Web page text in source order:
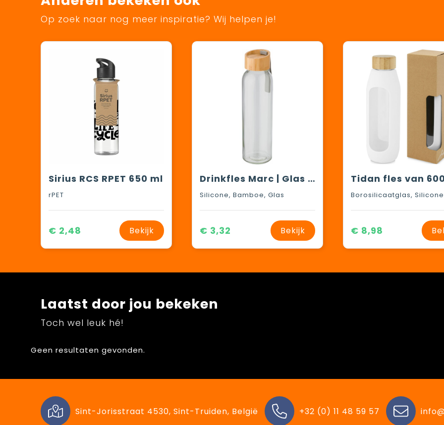
Op zoek naar nog meer inspiratie? Wij helpen je!
Sirius RCS RPET 650 ml
rPET
€ 2,48 Bekijk
Drinkfles Marc | Glas | 500 ml
Silicone, Bamboe, Glas
€ 3,32 Bekijk € 8,98
Laatst door jou bekeken
Toch wel leuk hé!
Geen resultaten gevonden.
Sint-Jorisstraat 4530, Sint-Truiden, België +32 (0) 11 48 59 57